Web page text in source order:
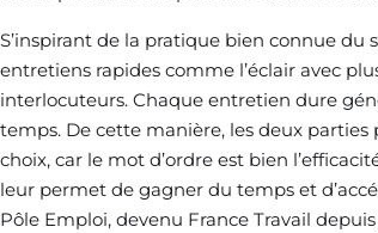
S’inspirant de la pratique bien connue
entretiens rapides comme l’éclair avec
interlocuteurs. Chaque entretien dure
temps. De cette manière, les deux
choix, car le mot d’ordre est bien
leur permet de gagner du temps et
Pôle Emploi, devenu France Travail